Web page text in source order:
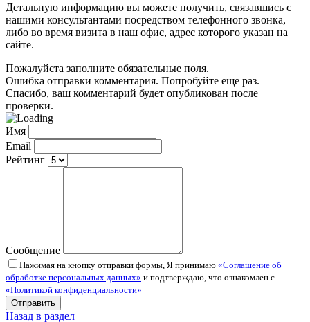
Детальную информацию вы можете получить, связавшись с
нашими консультантами посредством телефонного звонка,
либо во время визита в наш офис, адрес которого указан на
сайте.
Пожалуйста заполните обязательные поля.
Ошибка отправки комментария. Попробуйте еще раз.
Спасибо, ваш комментарий будет опубликован после
проверки.
Имя
Email
Рейтинг
Сообщение
Нажимая на кнопку отправки формы, Я принимаю «Соглашение об
обработке персональных данных» и подтверждаю, что ознакомлен с
«Политикой конфиденциальности»
Назад в раздел